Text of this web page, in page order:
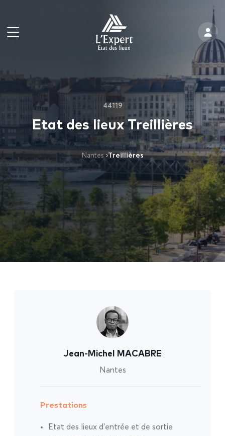
44119
Etat des lieux Treillières
Nantes ›Treillières
Jean-Michel MACABRE
Nantes
Prestations
Etat des lieux d’entrée et de sortie